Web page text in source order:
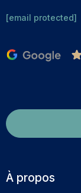
[email protected]
À propos